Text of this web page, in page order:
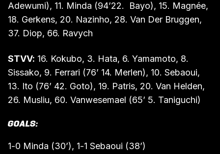
Adewumi), 11. Minda (94’22. Bayo), 15. Magnée,
18. Gerkens, 20. Nazinho, 28. Van Der Bruggen,
37. Diop, 66. Ravych
STVV: 16. Kokubo, 3. Hata, 6. Yamamoto, 8.
Sissako, 9. Ferrari (76’ 14. Merlen), 10. Sebaoui,
13. Ito (76’ 42. Goto), 19. Patris, 20. Van Helden,
26. Musliu, 60. Vanwesemael (65’ 5. Taniguchi)
GOALS:
1-0 Minda (30’), 1-1 Sebaoui (38’)